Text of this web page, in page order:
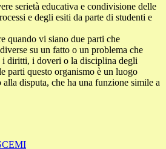
serietà educativa e condivisione delle
e degli esiti da parte di studenti e
quando vi siano due parti che
su un fatto o un problema che
i diritti, i doveri o la disciplina degli
parti questo organismo è un luogo
disputa, che ha una funzione simile a